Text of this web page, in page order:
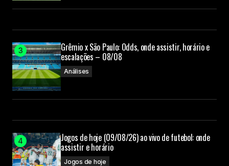
Grêmio x São Paulo: Odds, onde assistir, horário e
escalações – 08/08
Análises
Jogos de hoje (09/08/26) ao vivo de futebol: onde
assistir e horário
Jogos de hoje